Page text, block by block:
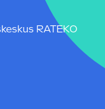
RATEKO